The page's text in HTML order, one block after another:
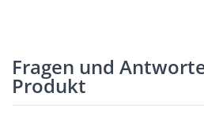
Fragen und
Produkt